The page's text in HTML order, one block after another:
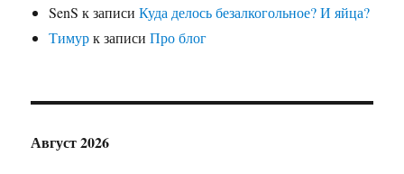
SenS к записиКуда делось безалкогольное? И яйца?
Тимурк записиПро блог
Август 2026